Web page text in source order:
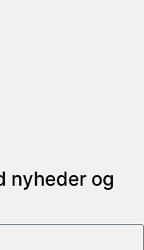
nyheder og